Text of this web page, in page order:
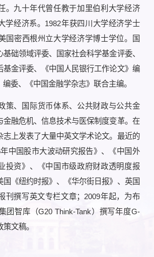
。九十年代曾任教于加里伯利大学经济
学经济系。1982年获四川大学经济学士
国密西根州立大学经济学博士学位。国
础领域评委、国家社会科学基金评委、
基金评委、《中国人民银行工作论文》编
委、《中国金融学杂志》联合主编。
策、国际货币体系、公共财政与公共金
金融危机、信息技术与医保制度变革。在
志上发表了大量中英文学术论文。最近的
中国股市大波动研究报告》、《中国外
投资》、《中国市级政府财政透明度报
国《纽约时报》、《华尔街日报》、英国
刊撰写英文专栏文章；2009年起，为布
团智库（G20 Think-Tank）撰写年度G-
文稿。